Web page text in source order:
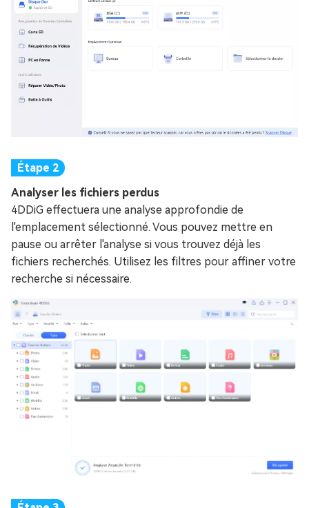
Analyser les fichiers perdus
4DDiG effectuera une analyse approfondie de
l'emplacement sélectionné. Vous pouvez mettre en
pause ou arrêter l'analyse si vous trouvez déjà les
fichiers recherchés. Utilisez les filtres pour affiner votre
recherche si nécessaire.